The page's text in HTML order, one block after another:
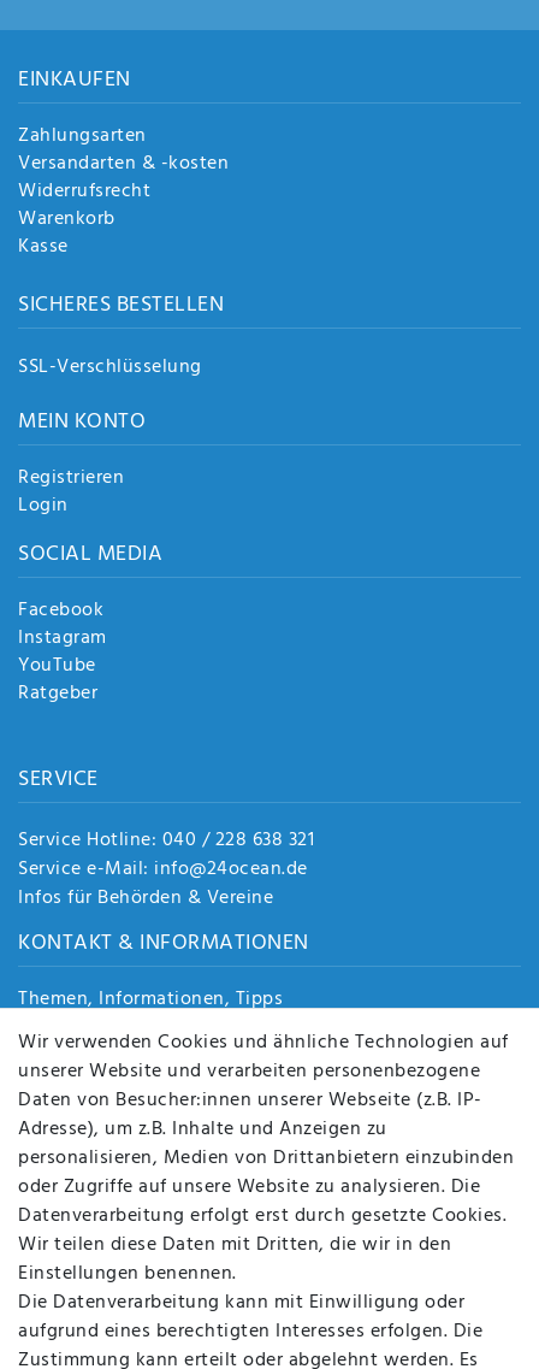
EINKAUFEN
Zahlungsarten
Versandarten & -kosten
Widerrufsrecht
Warenkorb
Kasse
SICHERES BESTELLEN
SSL-Verschlüsselung
MEIN KONTO
Registrieren
Login
SOCIAL MEDIA
Facebook
Instagram
YouTube
Ratgeber
SERVICE
Service Hotline: 040 / 228 638 321
Service e-Mail: info@24ocean.de
Infos für Behörden & Vereine
KONTAKT & INFORMATIONEN
Themen, Informationen, Tipps
Jobs
Über uns
Kontakt
Datenschutz
AGB
FAQ
Batterieentsorgung
Altölverordnung
Impressum
Wir verwenden Cookies und ähnliche Technologien auf
unserer Website und verarbeiten personenbezogene
Daten von Besucher:innen unserer Webseite (z.B. IP-
Adresse), um z.B. Inhalte und Anzeigen zu
personalisieren, Medien von Drittanbietern einzubinden
oder Zugriffe auf unsere Website zu analysieren. Die
Datenverarbeitung erfolgt erst durch gesetzte Cookies.
Wir teilen diese Daten mit Dritten, die wir in den
Einstellungen benennen.
Die Datenverarbeitung kann mit Einwilligung oder
aufgrund eines berechtigten Interesses erfolgen. Die
Zustimmung kann erteilt oder abgelehnt werden. Es